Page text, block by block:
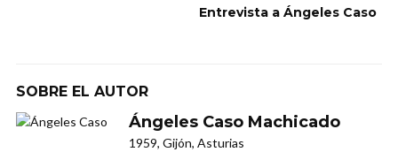
Entrevista a Ángeles Caso
SOBRE EL AUTOR
Ángeles Caso Machicado
1959, Gijón, Asturias